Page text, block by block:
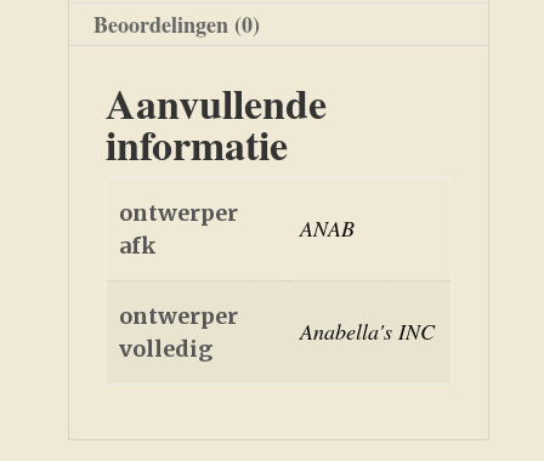
Beoordelingen (0)
Aanvullende
informatie
ontwerper
afk
ANAB
ontwerper
volledig
Anabella's INC